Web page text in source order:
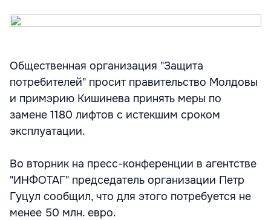
Общественная организация "Защита
потребителей" просит правительство Молдовы
и примэрию Кишинева принять меры по
замене 1180 лифтов с истекшим сроком
эксплуатации.
Во вторник на пресс-конференции в агентстве
"ИНФОТАГ" председатель организации Петр
Гуцул сообщил, что для этого потребуется не
менее 50 млн. евро.